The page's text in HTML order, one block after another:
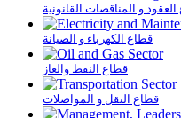
و المناقصات القانونية
قطاع الكهرباء و الصيانة
قطاع النفط والغاز
قطاع النقل و المواصلات